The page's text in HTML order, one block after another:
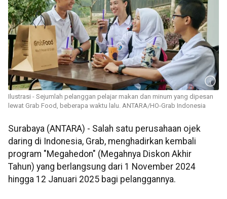
Ilustrasi - Sejumlah pelanggan pelajar makan dan minum yang dipesan
lewat Grab Food, beberapa waktu lalu. ANTARA/HO-Grab Indonesia
Surabaya (ANTARA) - Salah satu perusahaan ojek
daring di Indonesia, Grab, menghadirkan kembali
program "Megahedon" (Megahnya Diskon Akhir
Tahun) yang berlangsung dari 1 November 2024
hingga 12 Januari 2025 bagi pelanggannya.